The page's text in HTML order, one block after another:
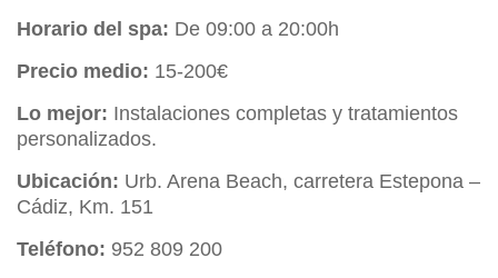
Horario del spa: De 09:00 a 20:00h
Precio medio: 15-200€
Lo mejor: Instalaciones completas y tratamientos
personalizados.
Ubicación: Urb. Arena Beach, carretera Estepona –
Cádiz, Km. 151
Teléfono: 952 809 200